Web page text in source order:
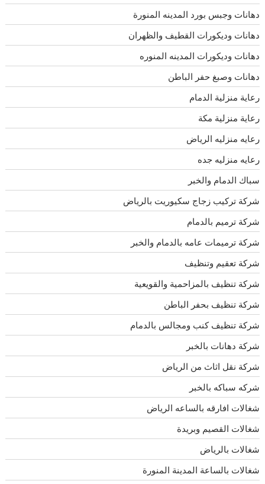
دهانات وجبس بورد المدينه المنورة
دهانات وديكورات القطيف والظهران
دهانات وديكورات المدينه المنوره
دهانات وصبغ حفر الباطن
رعاية منزلية الدمام
رعاية منزلية مكة
رعايه منزليه الرياض
رعايه منزليه جده
سباك الدمام والخبر
شركة تركيب زجاج سكيوريت بالرياض
شركة ترميم بالدمام
شركة ترميمات عامه بالدمام والخبر
شركة تعقيم وتنظيف
شركة تنظيف بالمزاحمية والقويعية
شركة تنظيف بحفر الباطن
شركة تنظيف كنب ومجالس بالدمام
شركة دهانات بالخبر
شركة نقل اثاث من الرياض
شركه سباكه بالخبر
شغالات افارقه بالساعه الرياض
شغالات القصيم وبريدة
شغالات بالرياض
شغالات بالساعة المدينة المنورة